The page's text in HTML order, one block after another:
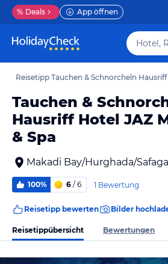
% Deals App öffnen
Reisetipp Tauchen & Schnorcheln
Tauchen &
Hausriff Hotel JAZ
& Spa
Makadi Bay/Hurghada/Safaga
100% 6 / 6 1 Bewertung
Reisetipp bewerten Bilder
Reisetippübersicht Bewertungen